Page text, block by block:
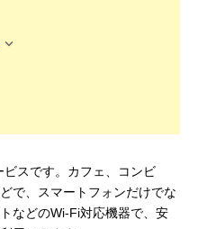

ビスです。カフェ、コンビ
で、スマートフォンだけでな
などのWi-Fi対応機器で、安